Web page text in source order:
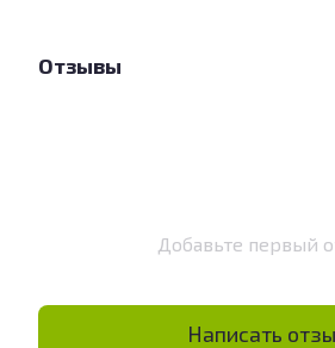
Отзывы
Добавьте первый
Написать